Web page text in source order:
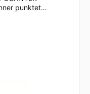
punktet
beliebig
vor allem bei